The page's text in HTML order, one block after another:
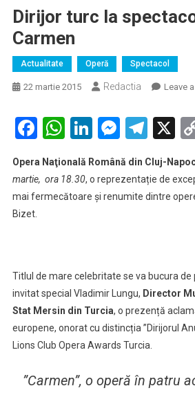
Dirijor turc la
Carmen
Actualitate Operă Spectacol
22 martie 2015 Redactia Leave
Facebook
WhatsApp
LinkedInX
Opera Naţională Română din Cluj-
martie, ora 18.30, o reprezentație de
mai fermecătoare și renumite dintre
Bizet.
Titlul de mare celebritate se va bucura de
invitat special Vladimir Lungu, Director
Stat Mersin din Turcia, o prezență
europene, onorat cu distincția ”Dirijorul
Lions Club Opera Awards Turcia.
”Carmen”, o operă în patru